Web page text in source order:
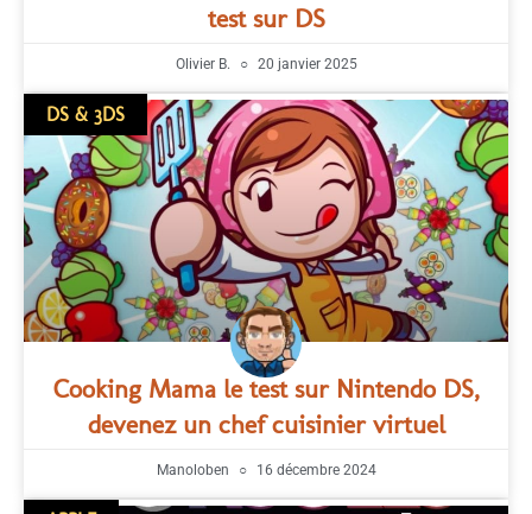
test sur DS
Olivier B. 20 janvier 2025
DS & 3DS
Cooking Mama le test sur Nintendo DS,
devenez un chef cuisinier virtuel
Manoloben 16 décembre 2024